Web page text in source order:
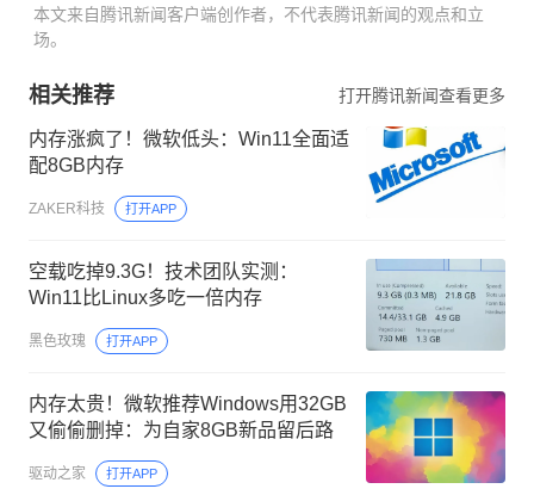
本文来自腾讯新闻客户端创作者，不代表腾讯新闻的观点和立
场。
相关推荐 打开腾讯新闻查看更多
内存涨疯了！微软低头：Win11全面适
配8GB内存
ZAKER科技 打开APP
空载吃掉9.3G！技术团队实测：
Win11比Linux多吃一倍内存
黑色玫瑰 打开APP
内存太贵！微软推荐Windows用32GB
又偷偷删掉：为自家8GB新品留后路
驱动之家 打开APP